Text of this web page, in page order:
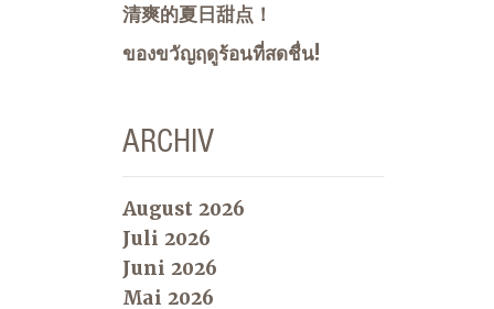
清爽的夏日甜点！
ของขวัญฤดูร้อนที่สดชื่น!
ARCHIV
August 2026
Juli 2026
Juni 2026
Mai 2026